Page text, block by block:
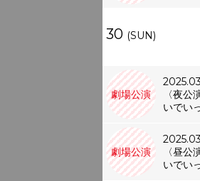
30 (SUN)
劇場公演
〈夜
いでい
劇場公演
〈昼
いでい